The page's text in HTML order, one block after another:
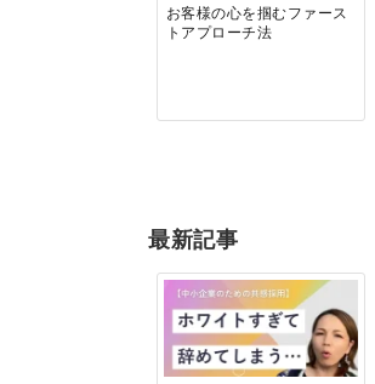
お客様の心を掴むファース
トアプローチ法
最新記事